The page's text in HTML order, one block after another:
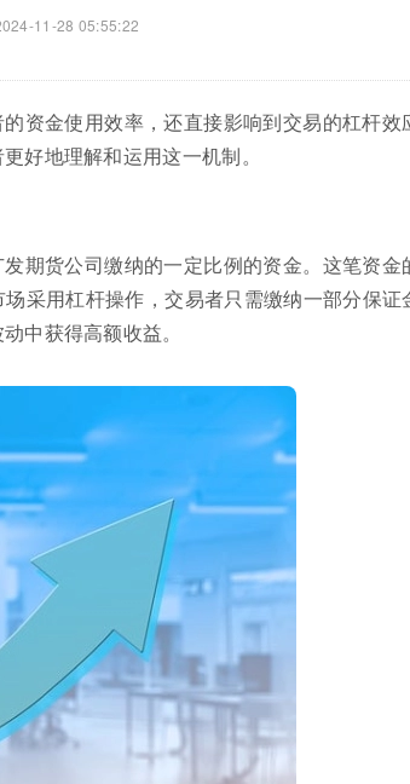
11-28 05:55:22
资金使用效率，还直接影响到交易的杠杆效
好地理解和运用这一机制。
期货公司缴纳的一定比例的资金。这笔资金
采用杠杆操作，交易者只需缴纳一部分保证
中获得高额收益。